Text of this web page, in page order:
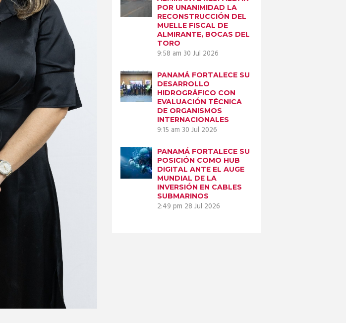
Next item
27-07-2023-imagen
2
POR UNANIMIDAD LA
RECONSTRUCCIÓN DEL
MUELLE FISCAL DE
ALMIRANTE, BOCAS DEL
TORO
9:58 am 30 Jul 2026
PANAMÁ FORTALECE SU
DESARROLLO
HIDROGRÁFICO CON
EVALUACIÓN TÉCNICA
DE ORGANISMOS
INTERNACIONALES
9:15 am 30 Jul 2026
PANAMÁ FORTALECE SU
POSICIÓN COMO HUB
DIGITAL ANTE EL AUGE
MUNDIAL DE LA
INVERSIÓN EN CABLES
SUBMARINOS
2:49 pm 28 Jul 2026